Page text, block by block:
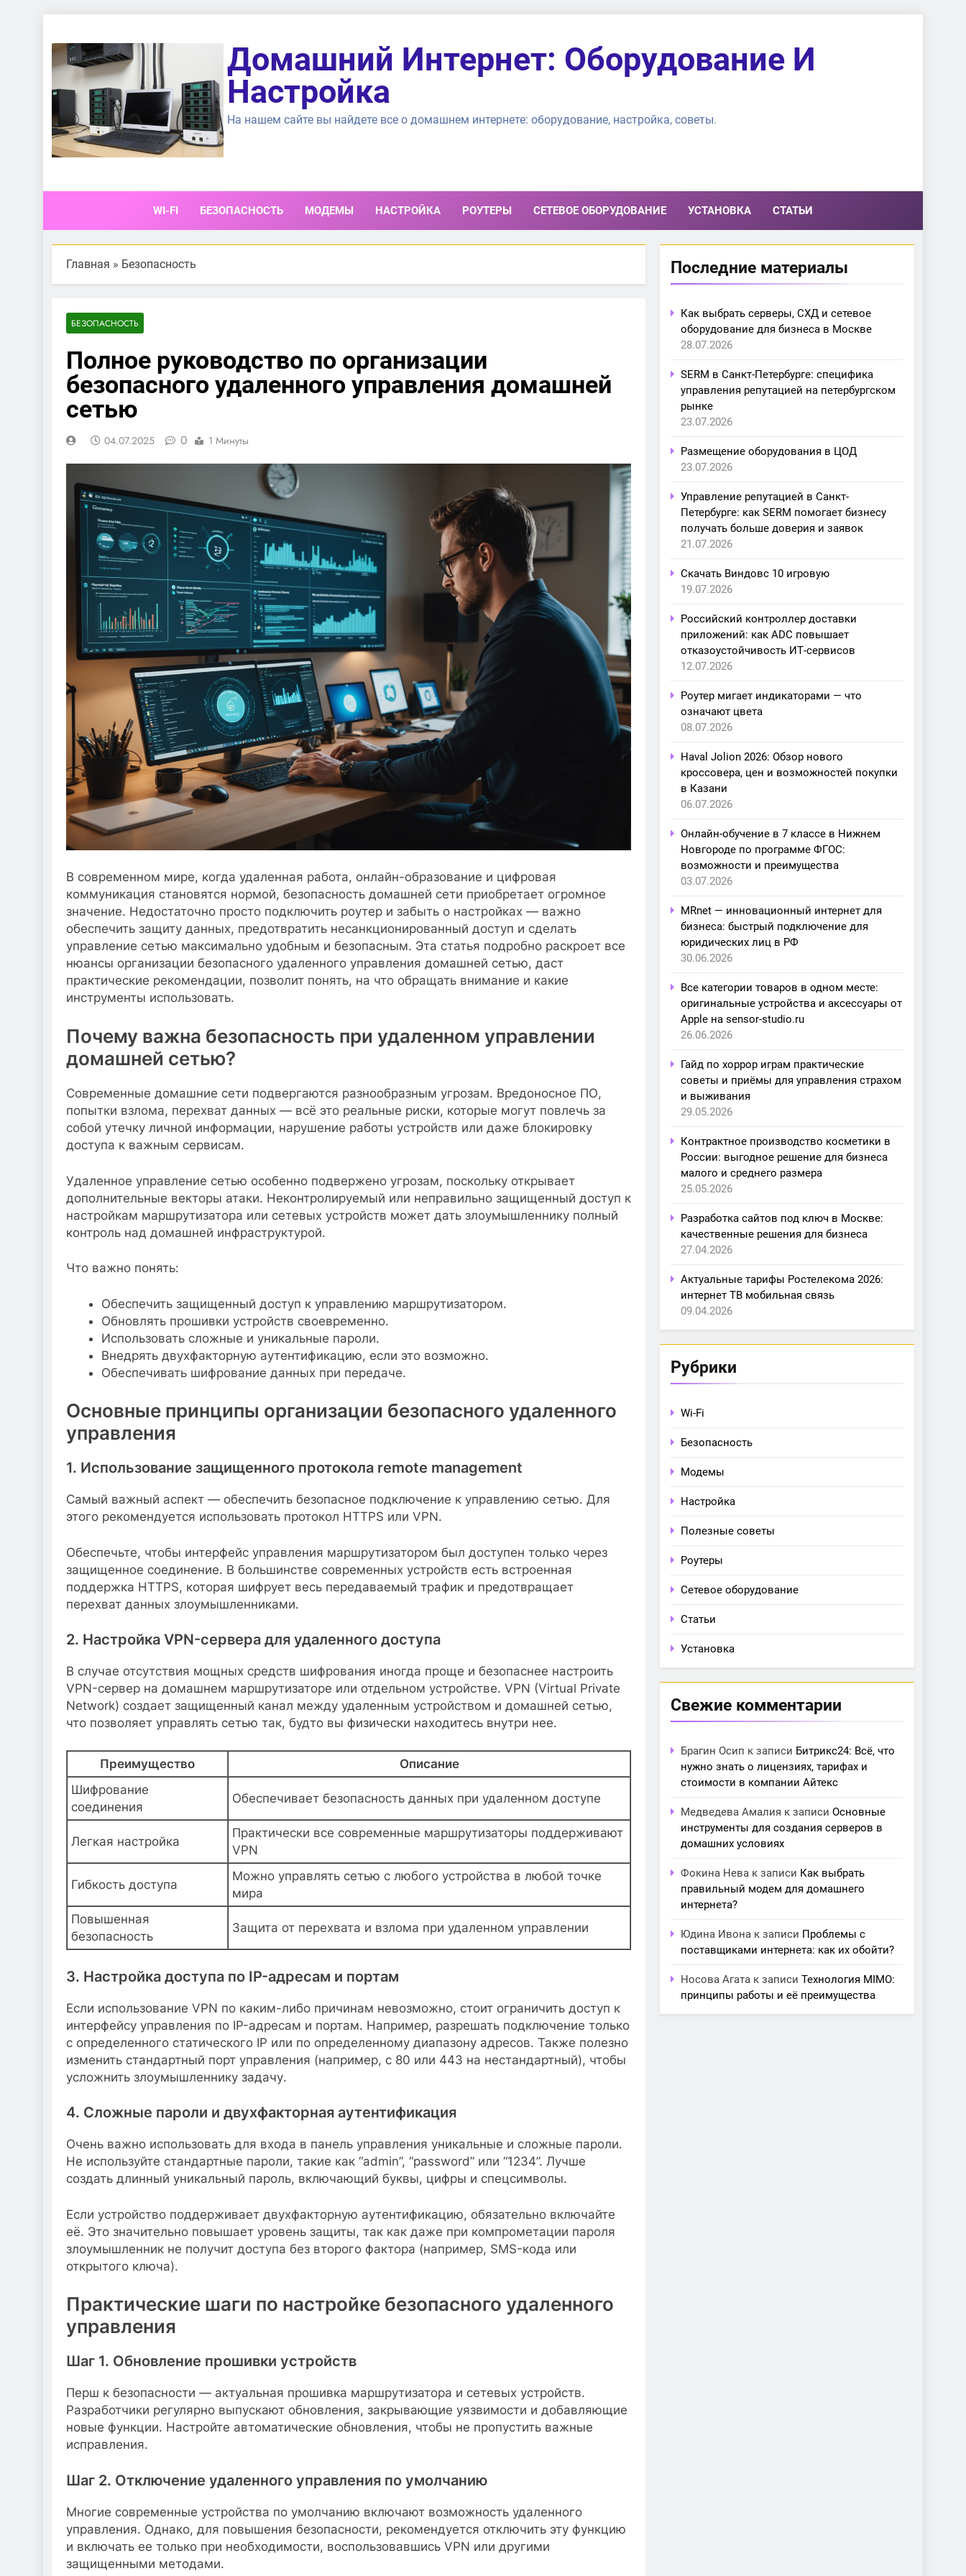
содержимому
Домашний Интернет: Оборудование И
Настройка
На нашем сайте вы найдете все о домашнем интернете: оборудование, настройка, советы.
WI-FI БЕЗОПАСНОСТЬ МОДЕМЫ НАСТРОЙКА РОУТЕРЫ СЕТЕВОЕ ОБОРУДОВАНИЕ УСТАНОВКА СТАТЬИ
Главная » Безопасность
БЕЗОПАСНОСТЬ
Полное руководство по организации
безопасного удаленного управления домашней
сетью
04.07.2025 0 1 Минуты
В современном мире, когда удаленная работа, онлайн-образование и цифровая
коммуникация становятся нормой, безопасность домашней сети приобретает огромное
значение. Недостаточно просто подключить роутер и забыть о настройках — важно
обеспечить защиту данных, предотвратить несанкционированный доступ и сделать
управление сетью максимально удобным и безопасным. Эта статья подробно раскроет все
нюансы организации безопасного удаленного управления домашней сетью, даст
практические рекомендации, позволит понять, на что обращать внимание и какие
инструменты использовать.
Почему важна безопасность при удаленном управлении
домашней сетью?
Современные домашние сети подвергаются разнообразным угрозам. Вредоносное ПО,
попытки взлома, перехват данных — всё это реальные риски, которые могут повлечь за
собой утечку личной информации, нарушение работы устройств или даже блокировку
доступа к важным сервисам.
Удаленное управление сетью особенно подвержено угрозам, поскольку открывает
дополнительные векторы атаки. Неконтролируемый или неправильно защищенный доступ к
настройкам маршрутизатора или сетевых устройств может дать злоумышленнику полный
контроль над домашней инфраструктурой.
Что важно понять:
Обеспечить защищенный доступ к управлению маршрутизатором.
Обновлять прошивки устройств своевременно.
Использовать сложные и уникальные пароли.
Внедрять двухфакторную аутентификацию, если это возможно.
Обеспечивать шифрование данных при передаче.
Основные принципы организации безопасного удаленного
управления
1. Использование защищенного протокола remote management
Самый важный аспект — обеспечить безопасное подключение к управлению сетью. Для
этого рекомендуется использовать протокол HTTPS или VPN.
Обеспечьте, чтобы интерфейс управления маршрутизатором был доступен только через
защищенное соединение. В большинстве современных устройств есть встроенная
поддержка HTTPS, которая шифрует весь передаваемый трафик и предотвращает
перехват данных злоумышленниками.
2. Настройка VPN-сервера для удаленного доступа
В случае отсутствия мощных средств шифрования иногда проще и безопаснее настроить
VPN-сервер на домашнем маршрутизаторе или отдельном устройстве. VPN (Virtual Private
Network) создает защищенный канал между удаленным устройством и домашней сетью,
что позволяет управлять сетью так, будто вы физически находитесь внутри нее.
Преимущество
Описание
Шифрование
соединения
Обеспечивает безопасность данных при удаленном доступе
Легкая настройка
Практически все современные маршрутизаторы поддерживают
VPN
Гибкость доступа
Можно управлять сетью с любого устройства в любой точке
мира
Повышенная
безопасность
Защита от перехвата и взлома при удаленном управлении
3. Настройка доступа по IP-адресам и портам
Если использование VPN по каким-либо причинам невозможно, стоит ограничить доступ к
интерфейсу управления по IP-адресам и портам. Например, разрешать подключение только
с определенного статического IP или по определенному диапазону адресов. Также полезно
изменить стандартный порт управления (например, с 80 или 443 на нестандартный), чтобы
усложнить злоумышленнику задачу.
4. Сложные пароли и двухфакторная аутентификация
Очень важно использовать для входа в панель управления уникальные и сложные пароли.
Не используйте стандартные пароли, такие как “admin”, “password” или “1234”. Лучше
создать длинный уникальный пароль, включающий буквы, цифры и спецсимволы.
Если устройство поддерживает двухфакторную аутентификацию, обязательно включайте
её. Это значительно повышает уровень защиты, так как даже при компрометации пароля
злоумышленник не получит доступа без второго фактора (например, SMS-кода или
открытого ключа).
Практические шаги по настройке безопасного удаленного
управления
Шаг 1. Обновление прошивки устройств
Перш к безопасности — актуальная прошивка маршрутизатора и сетевых устройств.
Разработчики регулярно выпускают обновления, закрывающие уязвимости и добавляющие
новые функции. Настройте автоматические обновления, чтобы не пропустить важные
исправления.
Шаг 2. Отключение удаленного управления по умолчанию
Многие современные устройства по умолчанию включают возможность удаленного
управления. Однако, для повышения безопасности, рекомендуется отключить эту функцию
и включать ее только при необходимости, воспользовавшись VPN или другими
защищенными методами.
Последние материалы
Как выбрать серверы, СХД и сетевое
оборудование для бизнеса в Москве
28.07.2026
SERM в Санкт-Петербурге: специфика
управления репутацией на петербургском
рынке
23.07.2026
Размещение оборудования в ЦОД
23.07.2026
Управление репутацией в Санкт-
Петербурге: как SERM помогает бизнесу
получать больше доверия и заявок
21.07.2026
Скачать Виндовс 10 игровую
19.07.2026
Российский контроллер доставки
приложений: как ADC повышает
отказоустойчивость ИТ-сервисов
12.07.2026
Роутер мигает индикаторами — что
означают цвета
08.07.2026
Haval Jolion 2026: Обзор нового
кроссовера, цен и возможностей покупки
в Казани
06.07.2026
Онлайн-обучение в 7 классе в Нижнем
Новгороде по программе ФГОС:
возможности и преимущества
03.07.2026
MRnet — инновационный интернет для
бизнеса: быстрый подключение для
юридических лиц в РФ
30.06.2026
Все категории товаров в одном месте:
оригинальные устройства и аксессуары от
Apple на sensor-studio.ru
26.06.2026
Гайд по хоррор играм практические
советы и приёмы для управления страхом
и выживания
29.05.2026
Контрактное производство косметики в
России: выгодное решение для бизнеса
малого и среднего размера
25.05.2026
Разработка сайтов под ключ в Москве:
качественные решения для бизнеса
27.04.2026
Актуальные тарифы Ростелекома 2026:
интернет ТВ мобильная связь
09.04.2026
Рубрики
Wi-Fi
Безопасность
Модемы
Настройка
Полезные советы
Роутеры
Сетевое оборудование
Статьи
Установка
Свежие комментарии
Брагин Осип к записи Битрикс24: Всё, что
нужно знать о лицензиях, тарифах и
стоимости в компании Айтекс
Медведева Амалия к записи Основные
инструменты для создания серверов в
домашних условиях
Фокина Нева к записи Как выбрать
правильный модем для домашнего
интернета?
Юдина Ивона к записи Проблемы с
поставщиками интернета: как их обойти?
Носова Агата к записи Технология MIMO:
принципы работы и её преимущества